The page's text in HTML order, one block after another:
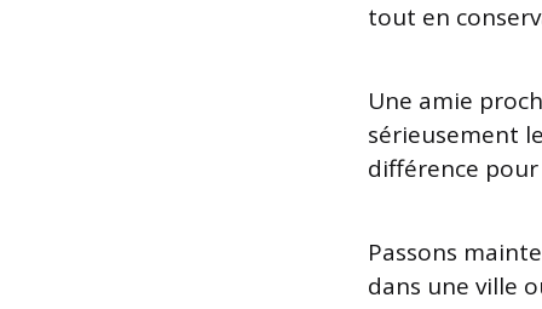
tout en
Une amie
sérieusement
différence
Passons
dans une ville